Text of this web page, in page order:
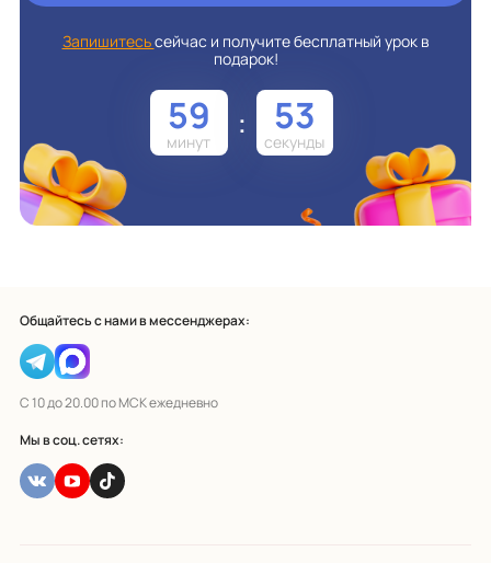
Запишитесьсейчас и получите бесплатный урок в
подарок!
59 : 53
Общайтесь с нами в мессенджерах:
С 10 до 20.00 по МСК ежедневно
Мы в соц. сетях: